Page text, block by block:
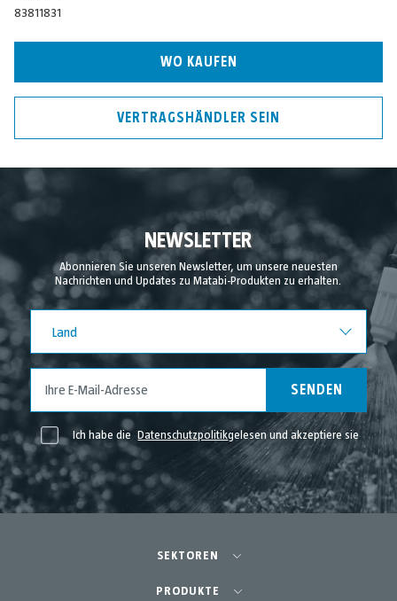
83811831
WO KAUFEN
VERTRAGSHÄNDLER SEIN
NEWSLETTER
Abonnieren Sie unseren Newsletter, um unsere neuesten
Nachrichten und Updates zu Matabi-Produkten zu erhalten.
Land
SENDEN
Ich habe die Datenschutzpolitikgelesen und akzeptiere sie
SEKTOREN
Landwirtschaft - Obst- und Gemüseanbau
PRODUKTE